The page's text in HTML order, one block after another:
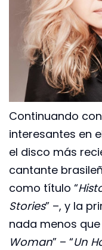
Continuando
interesantes en
el disco más
cantante
como título “
Stories” –, y la
nada menos
Woman” – “Un